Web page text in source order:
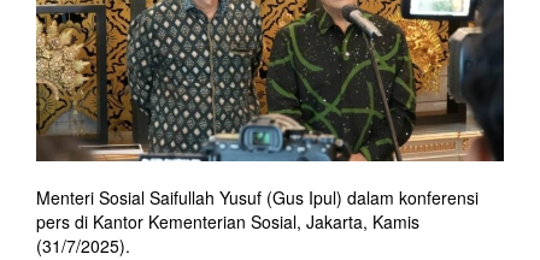
Menteri Sosial Saifullah Yusuf (Gus Ipul) dalam konferensi
pers di Kantor Kementerian Sosial, Jakarta, Kamis
(31/7/2025).